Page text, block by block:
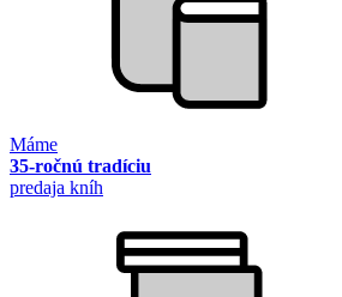
Máme
35-ročnú tradíciu
predaja kníh